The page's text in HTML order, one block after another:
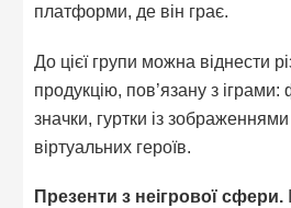
платформи, де він грає.
До цієї групи можна віднести
продукцію, пов’язану з іграми:
значки, гуртки із
віртуальних героїв.
Презенти з неігрової сфери.